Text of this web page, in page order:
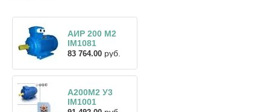
АИР 200 М2
IM1081
83 764.00 руб.
A200M2 У3
IM1001